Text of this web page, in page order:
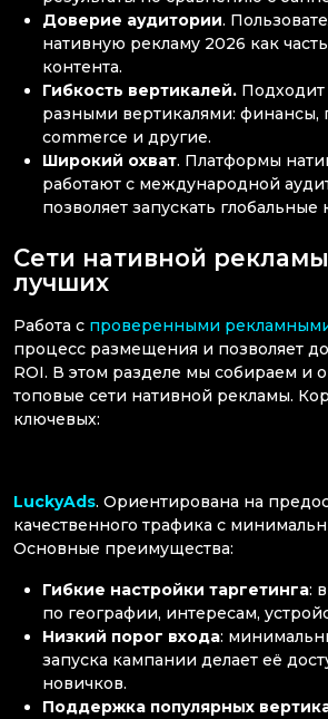
Доверие аудитории.
нативную рекламу 2026 как
контента.
Гибкость вертикалей. Подходит
разными вертикалями: финансы,
commerce и другие.
Широкий охват. Платформы
работают с международной
позволяет запускать глобальные
Сети нативной
лучших
Работа с проверенными
процесс размещения и позволяет
ROI. В этом разделе мы собираем и
топовые сети нативной рекламы.
ключевых:
LuckyAds. Ориентирована на
качественного трафика с
Основные преимущества:
Гибкие настройки таргетинга:
по географии, интересам,
Низкий порог входа:
запуска кампании делает её
новичков.
Поддержка популярных